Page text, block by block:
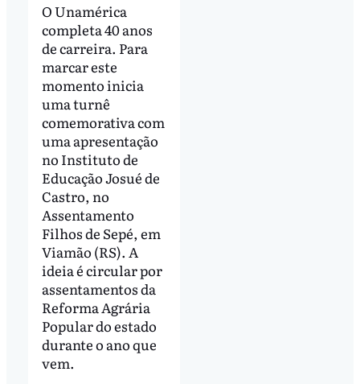
O Unamérica
completa 40 anos
de carreira. Para
marcar este
momento inicia
uma turnê
comemorativa com
uma apresentação
no Instituto de
Educação Josué de
Castro, no
Assentamento
Filhos de Sepé, em
Viamão (RS). A
ideia é circular por
assentamentos da
Reforma Agrária
Popular do estado
durante o ano que
vem.